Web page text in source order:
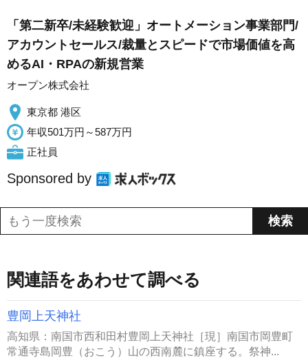
「第二新卒/未経験歓迎」オートメーション事業部門/
アカウントセールス/裁量とスピードで市場価値を高
めるAI・RPAの新規営業
オープン株式会社
東京都 港区
年収501万円～587万円
正社員
Sponsored by
関連語をあわせて調べる
豊岡上天神社
高知県：南国市西和田村豊岡上天神社［現］南国市岡豊町
常通寺島岡豊（おこう）山の西南麓に鎮座する。祭神...